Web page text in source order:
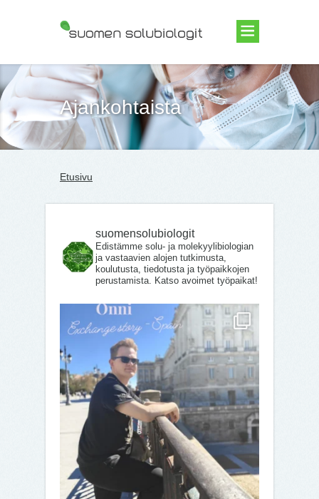
Suomen Solubiologit ry
Ajankohtaista
Etusivu
suomensolubiologit
Edistämme solu- ja molekyylibiologian
ja vastaavien alojen tutkimusta,
koulutusta, tiedotusta ja työpaikkojen
perustamista. Katso avoimet työpaikat!